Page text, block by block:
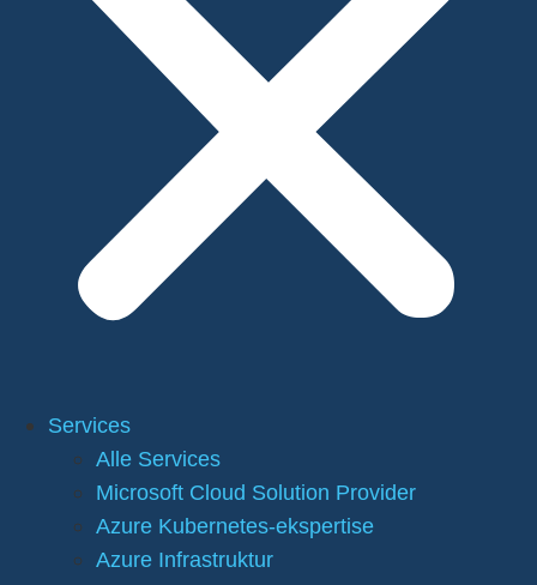
Services
Alle Services
Microsoft Cloud Solution Provider
Azure Kubernetes-ekspertise
Azure Infrastruktur